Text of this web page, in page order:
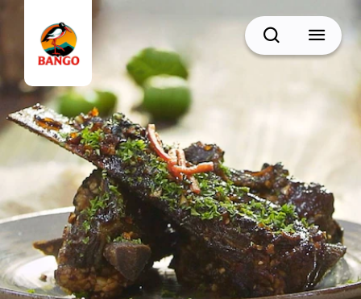
BACK
Resep Sate
Resep Semur
Resep Daging
Cari